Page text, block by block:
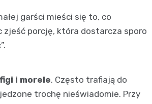
garści mieści się to, co
porcję, która dostarcza sporo
i morele. Często trafiają do
trochę nieświadomie. Przy